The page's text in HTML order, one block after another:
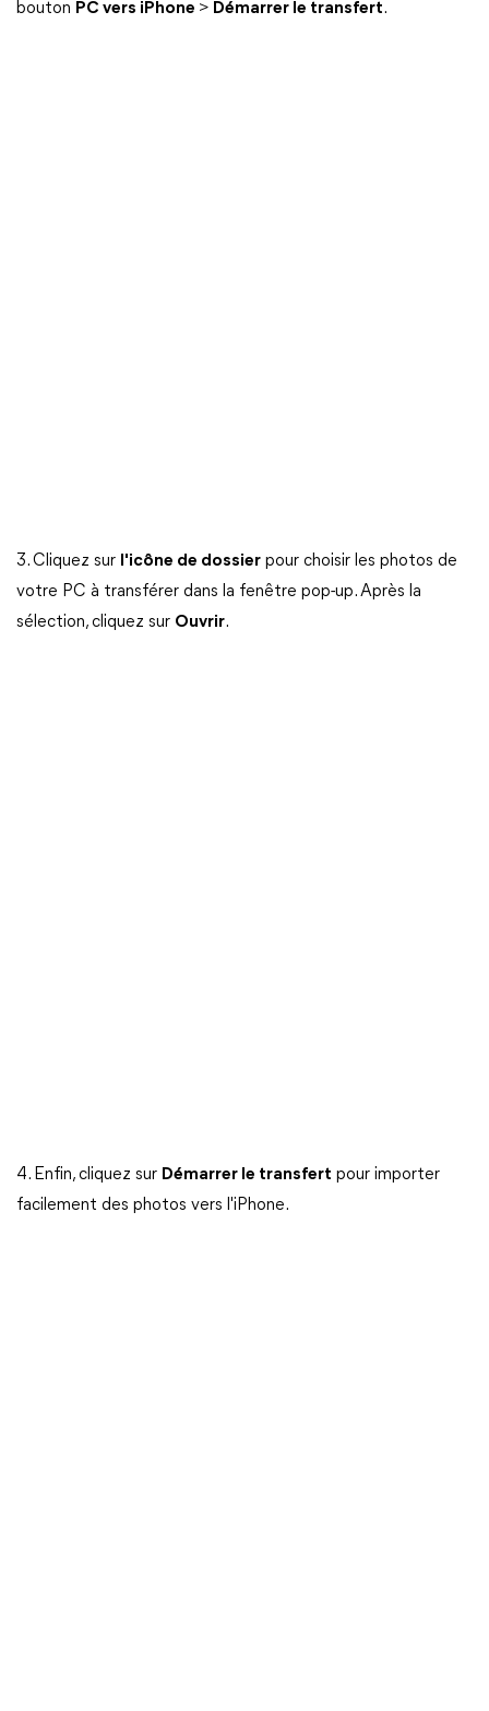
bouton PC vers iPhone > Démarrer le transfert.
3. Cliquez sur l'icône de dossier pour choisir les photos de
votre PC à transférer dans la fenêtre pop-up. Après la
sélection, cliquez sur Ouvrir.
4. Enfin, cliquez sur Démarrer le transfert pour importer
facilement des photos vers l'iPhone.